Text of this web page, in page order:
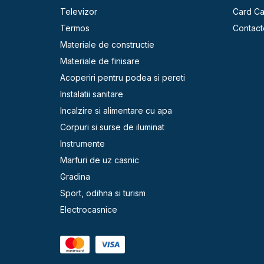
Televizor
Termos
Materiale de constructie
Materiale de finisare
Acoperiri pentru podea si pereti
Instalatii sanitare
Incalzire si alimentare cu apa
Corpuri si surse de iluminat
Instrumente
Marfuri de uz casnic
Gradina
Sport, odihna si turism
Electrocasnice
Card